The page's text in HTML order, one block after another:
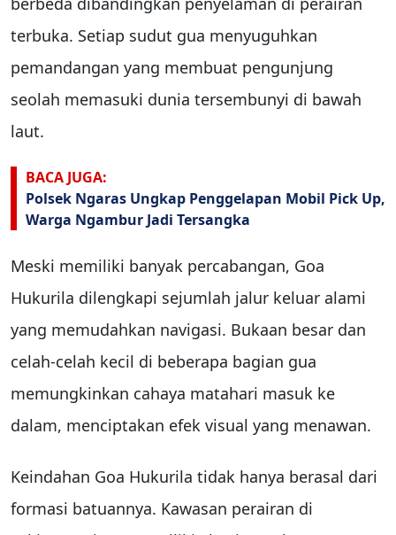
terbuka. Setiap sudut gua menyuguhkan
pemandangan yang membuat pengunjung
seolah memasuki dunia tersembunyi di bawah
laut.
BACA JUGA:
Polsek Ngaras Ungkap Penggelapan Mobil Pick Up,
Warga Ngambur Jadi Tersangka
Meski memiliki banyak percabangan, Goa
Hukurila dilengkapi sejumlah jalur keluar alami
yang memudahkan navigasi. Bukaan besar dan
celah-celah kecil di beberapa bagian gua
memungkinkan cahaya matahari masuk ke
dalam, menciptakan efek visual yang menawan.
Keindahan Goa Hukurila tidak hanya berasal dari
formasi batuannya. Kawasan perairan di